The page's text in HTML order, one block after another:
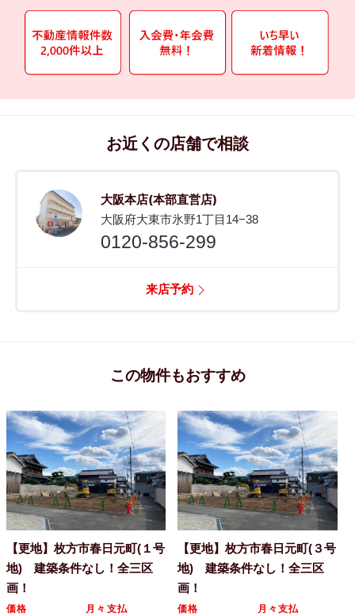
お近くの店舗で相談
大阪本店(本部直営店)
大阪府大東市氷野1丁目14−38
0120-856-299
来店予約
この物件もおすすめ
【更地】枚方市春日元町(１号
地) 建築条件なし！全三区
画！
価格 月々支払
【更地】枚方市春日元町(３号
地) 建築条件なし！全三区
画！
価格 月々支払